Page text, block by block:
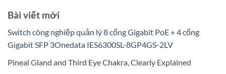
Bài viết mới
Switch công nghiệp quản lý 8 cổng Gigabit PoE + 4 cổng
Gigabit SFP 3Onedata IES6300SL-8GP4GS-2LV
Pineal Gland and Third Eye Chakra, Clearly Explained